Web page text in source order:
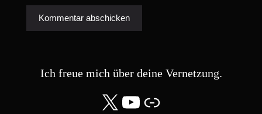
Ich freue mich über deine Vernetzung.
X YouTube
Community